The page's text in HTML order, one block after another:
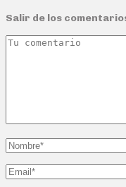
Salir de los